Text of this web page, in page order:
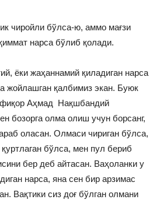
чиройли бўлса-ю, аммо мағзи
нарса бўлиб қолади.
ёки жаҳаннамий қиладиган нарса
жойлашган қалбимиз экан. Буюк
Аҳмад Нақшбандий
бозорга олма олиш учун борсанг,
оласан. Олмаси чириган бўлса,
бўлса, мен пул бериб
бер деб айтасан. Ваҳоланки у
нарса, яна сен бир арзимас
Вақтики сиз доғ бўлган олмани